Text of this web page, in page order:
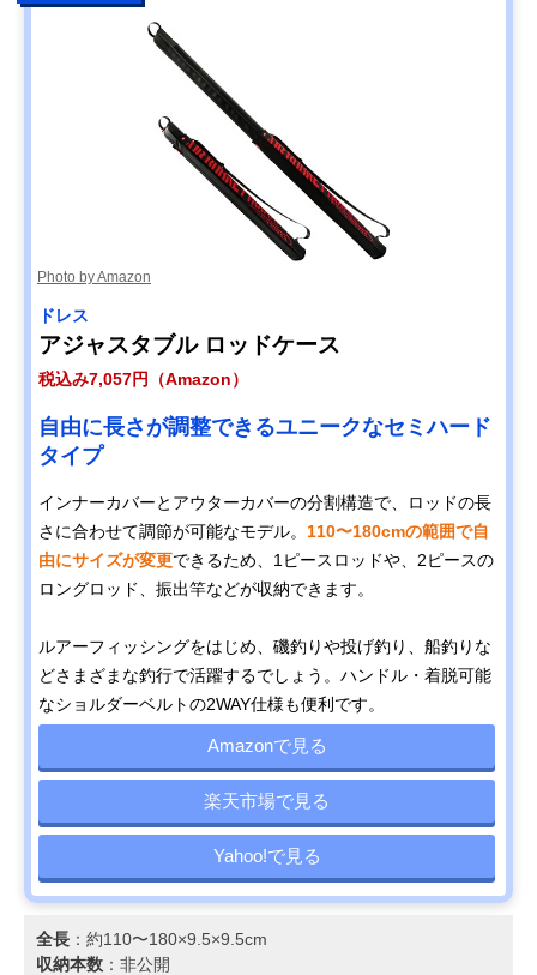
Photo by Amazon
ドレス
アジャスタブル ロッドケース
税込み7,057円（Amazon）
自由に長さが調整できるユニークなセミハード
タイプ
インナーカバーとアウターカバーの分割構造で、ロッドの長
さに合わせて調節が可能なモデル。 110〜180cmの範囲で自
由にサイズが変更できるため、1ピースロッドや、2ピースの
ロングロッド、振出竿などが収納できます。
ルアーフィッシングをはじめ、磯釣りや投げ釣り、船釣りな
どさまざまな釣行で活躍するでしょう。ハンドル・着脱可能
なショルダーベルトの2WAY仕様も便利です。
Amazonで見る
楽天市場で見る
Yahoo!で見る
全長 ：約110〜180×9.5×9.5cm
収納本数 ：非公開